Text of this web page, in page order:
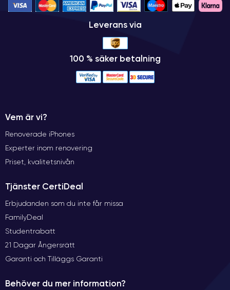
Leverans via
100 % säker betalning
Vem är vi?
Renoverade iPhones
Experter inom renovering
Priset, kvalitetsnivån
Tjänster CertiDeal
Erbjudanden som du inte får missa
FamilyDeal
Studentrabatt
21 Dagar Ångersrätt
Garanti och Tilläggs Garanti
Behöver du mer information?